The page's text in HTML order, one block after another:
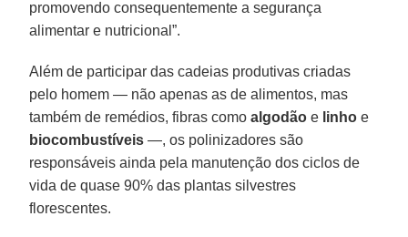
promovendo consequentemente a segurança
alimentar e nutricional”.
Além de participar das cadeias produtivas criadas
pelo homem — não apenas as de alimentos, mas
também de remédios, fibras comoalgodão e linho e
biocombustíveis —, os polinizadores são
responsáveis ainda pela manutenção dos ciclos de
vida de quase 90% das plantas silvestres
florescentes.